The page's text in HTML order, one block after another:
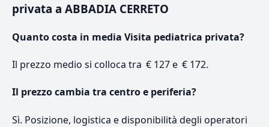
privata a ABBADIA CERRETO
Quanto costa in media Visita pediatrica privata?
Il prezzo medio si colloca tra € 127 e € 172.
Il prezzo cambia tra centro e periferia?
Sì. Posizione, logistica e disponibilità degli operatori